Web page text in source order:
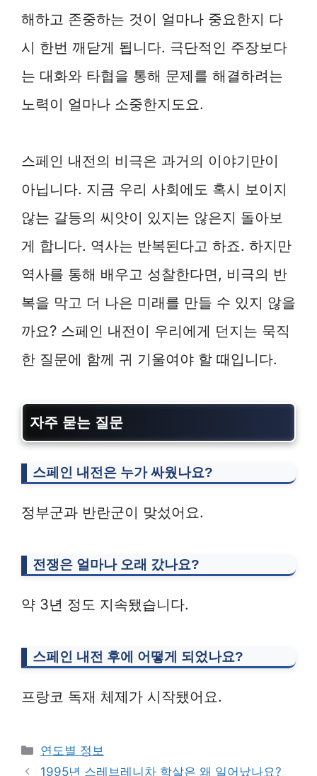
해하고 존중하는 것이 얼마나 중요한지 다
시 한번 깨닫게 됩니다. 극단적인 주장보다
는 대화와 타협을 통해 문제를 해결하려는
노력이 얼마나 소중한지도요.
스페인 내전의 비극은 과거의 이야기만이
아닙니다. 지금 우리 사회에도 혹시 보이지
않는 갈등의 씨앗이 있지는 않은지 돌아보
게 합니다. 역사는 반복된다고 하죠. 하지만
역사를 통해 배우고 성찰한다면, 비극의 반
복을 막고 더 나은 미래를 만들 수 있지 않을
까요? 스페인 내전이 우리에게 던지는 묵직
한 질문에 함께 귀 기울여야 할 때입니다.
자주 묻는 질문
스페인 내전은 누가 싸웠나요?
정부군과 반란군이 맞섰어요.
전쟁은 얼마나 오래 갔나요?
약 3년 정도 지속됐습니다.
스페인 내전 후에 어떻게 되었나요?
프랑코 독재 체제가 시작됐어요.
Categories
연도별 정보
1995년 스레브레니차 학살은 왜 일어났나요?